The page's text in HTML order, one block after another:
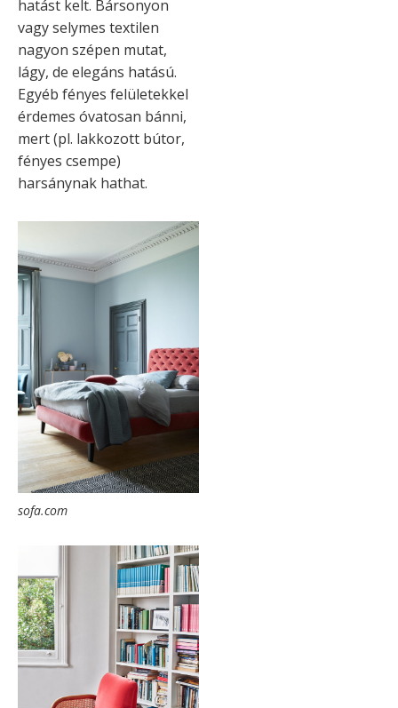
hatást kelt. Bársonyon
vagy selymes textilen
nagyon szépen mutat,
lágy, de elegáns hatású.
Egyéb fényes felületekkel
érdemes óvatosan bánni,
mert (pl. lakkozott bútor,
fényes csempe)
harsánynak hathat.
sofa.com